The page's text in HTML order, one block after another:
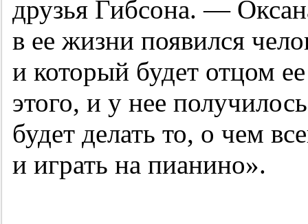
друзья Гибсона. —
в ее жизни появился
и который будет отцом
этого, и у нее
будет делать то, о чем
и играть на пианино».